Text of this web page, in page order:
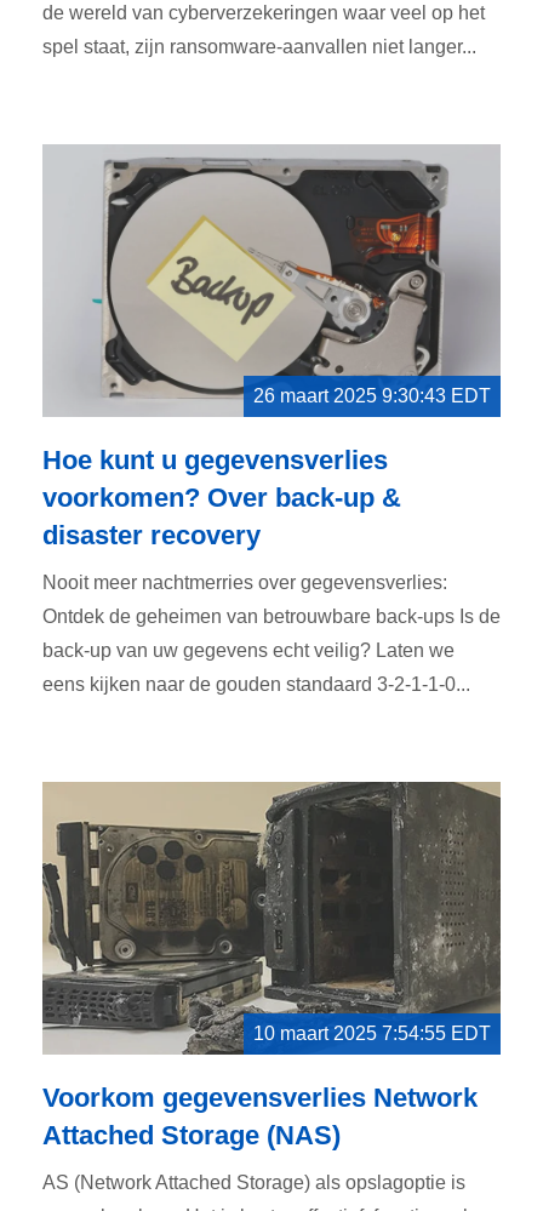
de wereld van cyberverzekeringen waar veel op het
spel staat, zijn ransomware-aanvallen niet langer...
26 maart 2025 9:30:43 EDT
Hoe kunt u gegevensverlies
voorkomen? Over back-up &
disaster recovery
Nooit meer nachtmerries over gegevensverlies:
Ontdek de geheimen van betrouwbare back-ups Is de
back-up van uw gegevens echt veilig? Laten we
eens kijken naar de gouden standaard 3-2-1-1-0...
10 maart 2025 7:54:55 EDT
Voorkom gegevensverlies Network
Attached Storage (NAS)
AS (Network Attached Storage) als opslagoptie is